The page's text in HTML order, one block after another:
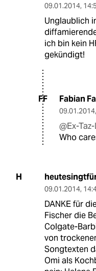
09.01.2014,
Unglaublich
ich bin kein
gekündigt!
FF Fabian
09.01.2014,
@Ex-
Who
H
09.01.2014,
DANKE für
Fischer die
Colgate-
von
Songtexten
Omi als